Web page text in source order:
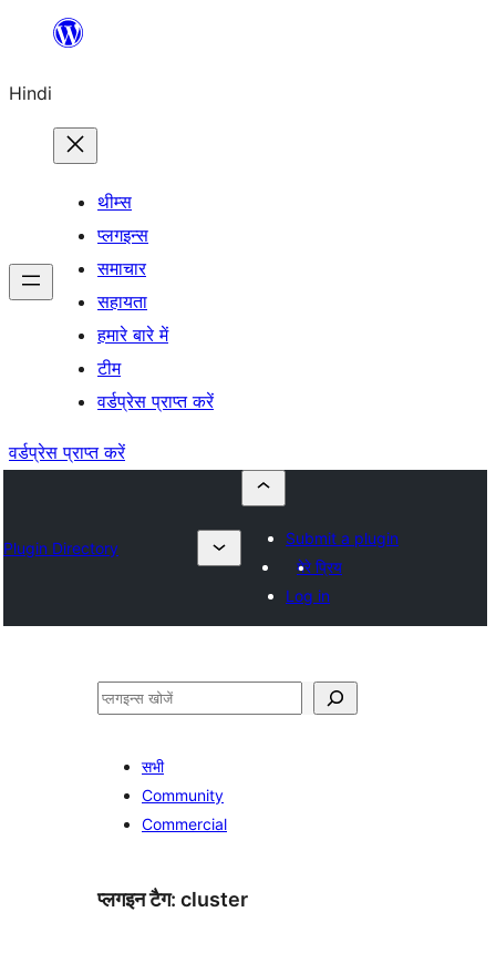
सामग्री
जाएं
Hindi
थीम्स
प्लगइन्स
समाचार
सहायता
हमारे बारे में
टीम
वर्डप्रेस प्राप्त करें
वर्डप्रेस प्राप्त करें
Plugin Directory
Submit a plugin
मेरे प्रिय
Log in
खोजें
सभी
Community
Commercial
प्लगइन टैग: cluster